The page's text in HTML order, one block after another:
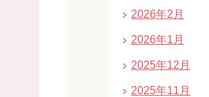
2026年2月
2026年1月
2025年12月
2025年11月